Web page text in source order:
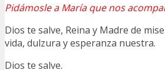
Pidámosle a María que nos
Dios te salve, Reina y Madre de
vida, dulzura y esperanza nuestra.
Dios te salve.